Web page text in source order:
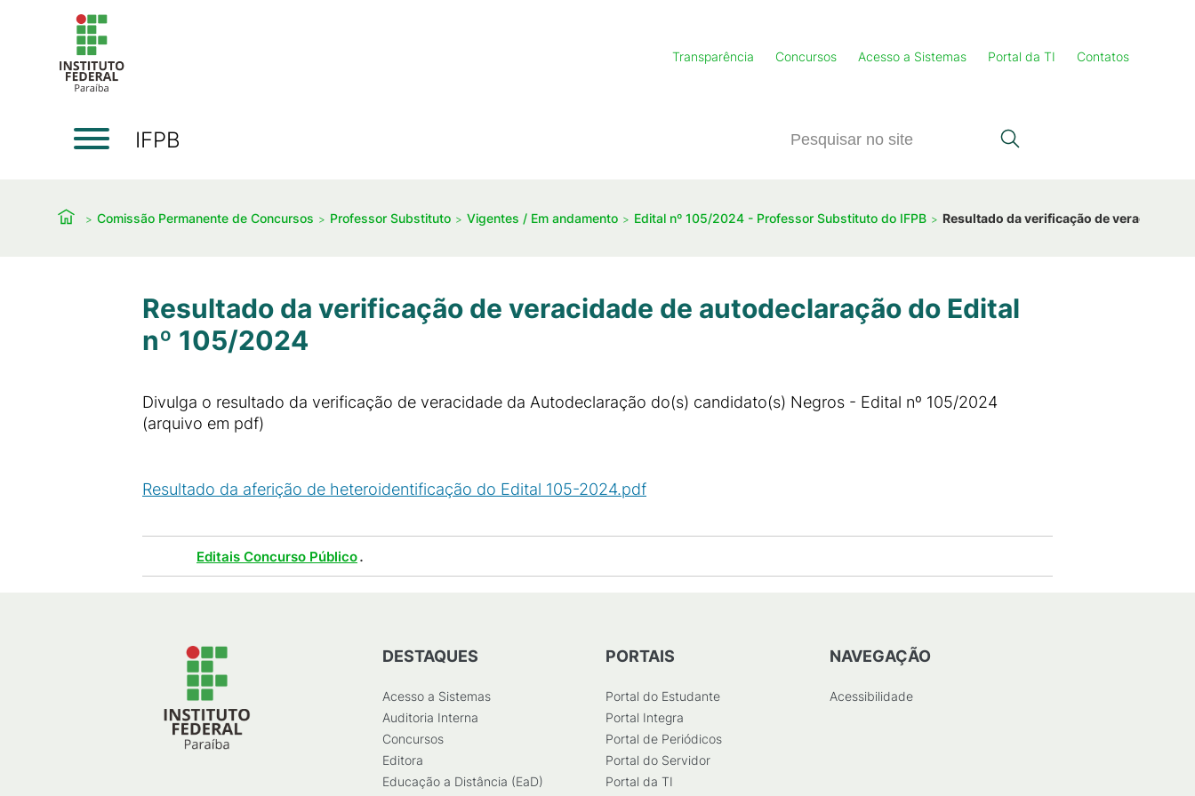
Transparência Concursos Acesso a Sistemas Portal da TI Contatos
IFPB
Comissão Permanente de Concursos Professor Substituto Vigentes / Em andamento Edital nº 105/2024 - Professor Substituto do IFPB Resultado da verificação de veracidade
Resultado da verificação de veracidade de autodeclaração do Edital
nº 105/2024
Divulga o resultado da verificação de veracidade da Autodeclaração do(s) candidato(s) Negros - Edital nº 105/2024
(arquivo em pdf)
Resultado da aferição de heteroidentificação do Edital 105-2024.pdf
Editais Concurso Público.
DESTAQUES
Acesso a Sistemas
Auditoria Interna
Concursos
Editora
Educação a Distância (EaD)
PORTAIS
Portal do Estudante
Portal Integra
Portal de Periódicos
Portal do Servidor
Portal da TI
NAVEGAÇÃO
Acessibilidade